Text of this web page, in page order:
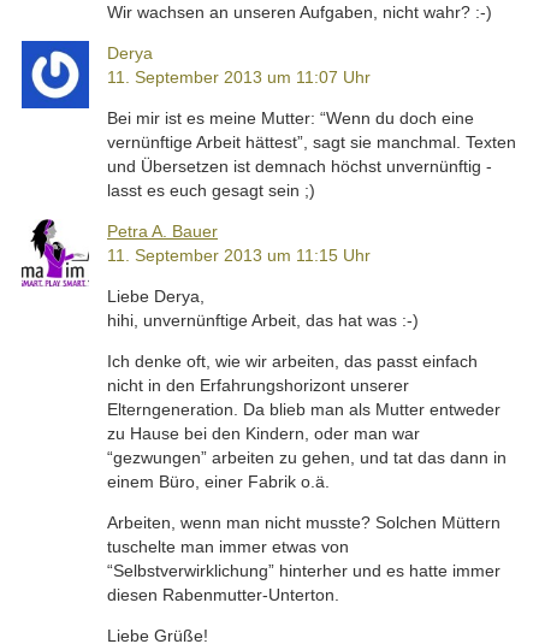
Wir wachsen an unseren Aufgaben, nicht wahr? :-)
Derya
11. September 2013 um 11:07 Uhr
Bei mir ist es meine Mutter: “Wenn du doch eine
vernünftige Arbeit hättest”, sagt sie manchmal. Texten
und Übersetzen ist demnach höchst unvernünftig -
lasst es euch gesagt sein ;)
Petra A. Bauer
11. September 2013 um 11:15 Uhr
Liebe Derya,
hihi, unvernünftige Arbeit, das hat was :-)
Ich denke oft, wie wir arbeiten, das passt einfach
nicht in den Erfahrungshorizont unserer
Elterngeneration. Da blieb man als Mutter entweder
zu Hause bei den Kindern, oder man war
“gezwungen” arbeiten zu gehen, und tat das dann in
einem Büro, einer Fabrik o.ä.
Arbeiten, wenn man nicht musste? Solchen Müttern
tuschelte man immer etwas von
“Selbstverwirklichung” hinterher und es hatte immer
diesen Rabenmutter-Unterton.
Liebe Grüße!